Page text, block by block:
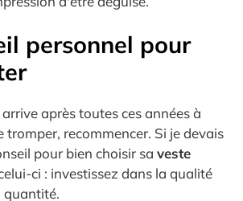
personnel pour
après toutes ces années à
tromper, recommencer. Si je devais
pour bien choisir sa veste
ci : investissez dans la qualité
quantité.